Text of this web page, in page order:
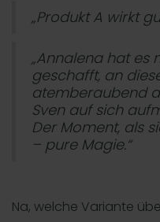
„Produkt A wirkt
„Annalena hat es
geschafft, an
atemberaubend
Sven auf sich
Der Moment, als
– pure Magie.“
Na, welche Variante